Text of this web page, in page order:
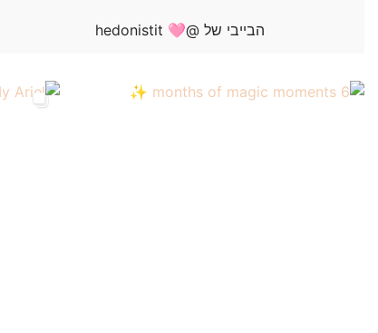
הבייבי של @hedonistit 🩷